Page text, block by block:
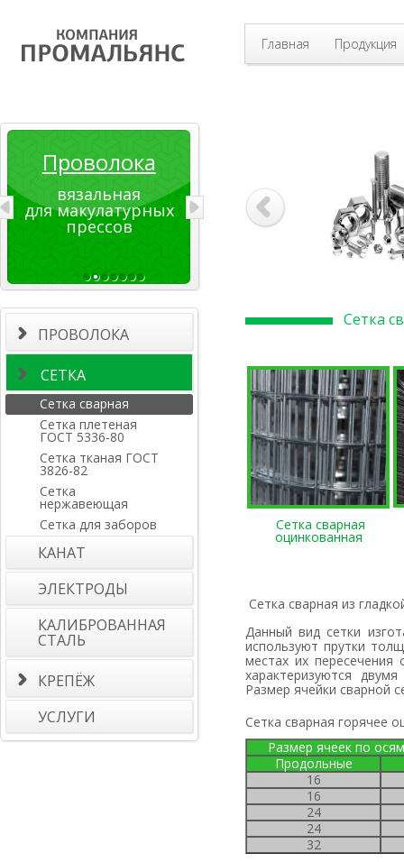
Главная Продукция
Проволока
вязальная
для макулатурных
прессов
ПРОВОЛОКА
СЕТКА
Сетка сварная
Сетка плетеная
ГОСТ 5336-80
Сетка тканая ГОСТ
3826-82
Сетка
нержавеющая
Сетка для заборов
КАНАТ
ЭЛЕКТРОДЫ
КАЛИБРОВАННАЯ
СТАЛЬ
КРЕПЁЖ
УСЛУГИ
Сетка
Сетка сварная
оцинкованная
Сетка сварная из
Данный вид сетки изготавливается из низкоуглеродистой проволоки круглого сечения. Обычно
используют прутки
местах их пересечения
характеризуются
Размер ячейки сварной
Сетка сварная горячее
Размер ячеек по
продольные
16
16
24
24
32